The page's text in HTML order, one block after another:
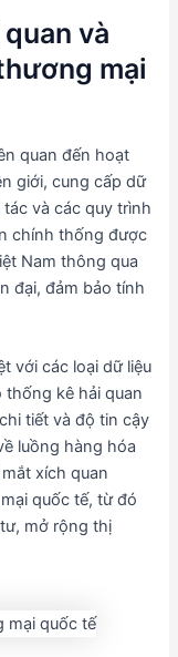
và
mại
quan đến hoạt
giới, cung cấp dữ
và các quy trình
chính thống được
Nam thông qua
đại, đảm bảo tính
với các loại dữ liệu
kê hải quan
tiết và độ tin cậy
luồng hàng hóa
xích quan
quốc tế, từ đó
mở rộng thị